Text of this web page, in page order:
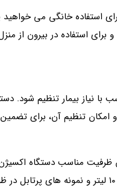
استفاده خانگی می
برای استفاده در بیرون
نیاز بیمار تنظیم شود.
امکان تنظیم آن، برای
مناسب دستگاه